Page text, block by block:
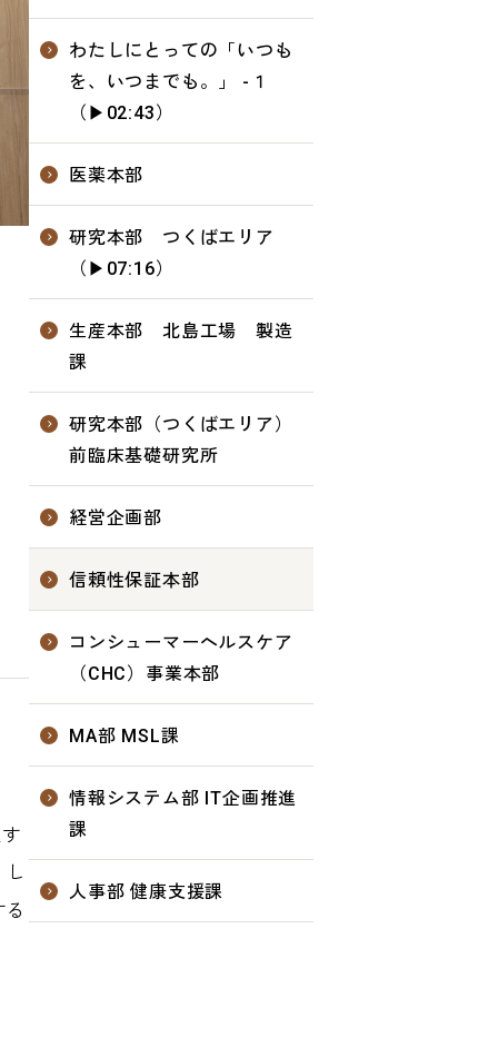
し
わたしにとっての「いつも
を、いつまでも。」 -１
（▶02:43）
医薬本部
研究本部 つくばエリア
（▶07:16）
生産本部 北島工場 製造
課
研究本部（つくばエリア）
前臨床基礎研究所
経営企画部
信頼性保証本部
コンシューマーヘルスケア
（CHC）事業本部
MA部 MSL課
情報システム部 IT企画推進
課
人事部 健康支援課